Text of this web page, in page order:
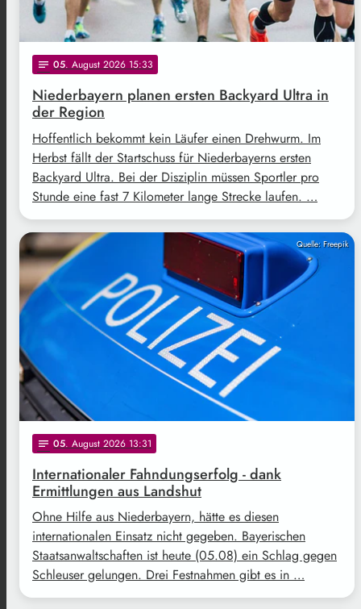
notes 05. August 2026 15:33
Niederbayern planen ersten Backyard Ultra in
der Region
Hoffentlich bekommt kein Läufer einen Drehwurm. Im
Herbst fällt der Startschuss für Niederbayerns ersten
Backyard Ultra. Bei der Disziplin müssen Sportler pro
Stunde eine fast 7 Kilometer lange Strecke laufen. …
Quelle: Freepik
notes 05. August 2026 13:31
Internationaler Fahndungserfolg - dank
Ermittlungen aus Landshut
Ohne Hilfe aus Niederbayern, hätte es diesen
internationalen Einsatz nicht gegeben. Bayerischen
Staatsanwaltschaften ist heute (05.08) ein Schlag gegen
Schleuser gelungen. Drei Festnahmen gibt es in …